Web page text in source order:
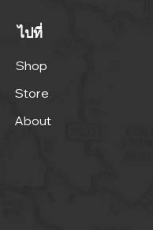
ไปที่
Shop
Store
About